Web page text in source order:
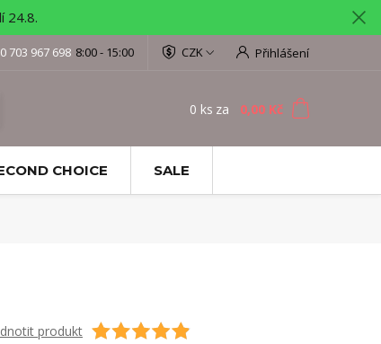
24.8.
CZK Přihlášení
703 967 698 8:00 - 15:00
0 ks za 0,00 Kč
CHOICE SALE
produkt